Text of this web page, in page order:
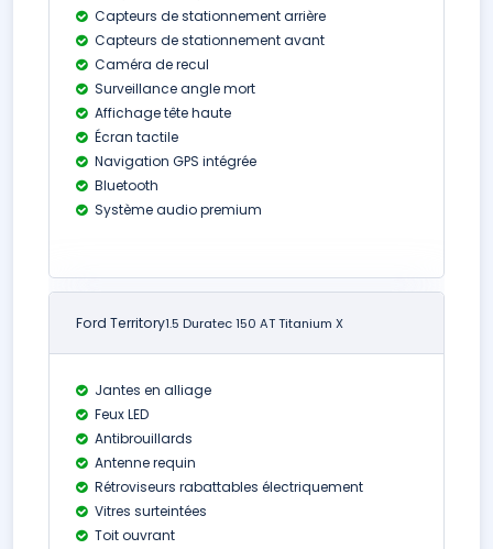
Capteurs de stationnement arrière
Capteurs de stationnement avant
Caméra de recul
Surveillance angle mort
Affichage tête haute
Écran tactile
Navigation GPS intégrée
Bluetooth
Système audio premium
Ford Territory1.5 Duratec 150 AT Titanium X
Jantes en alliage
Feux LED
Antibrouillards
Antenne requin
Rétroviseurs rabattables électriquement
Vitres surteintées
Toit ouvrant